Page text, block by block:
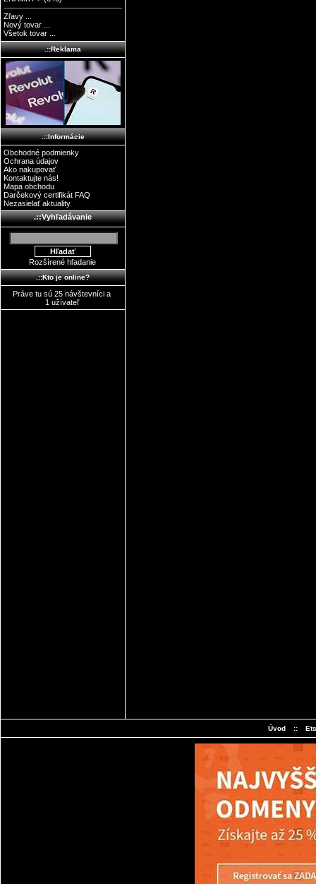
Zľavy ...
Nový tovar ...
Všetok tovar ...
.::Reklama
.::Informácie
Obchodné podmienky
Ochrana údajov
Ako nakupovať
Kontaktujte nás!
Mapa obchodu
Darčekový certifikát FAQ
Nezasielať aktuality
.::Vyhľadávanie
Rozšírené hľadanie
.::Kto je online?
Práve tu sú 25 návštevníci a
1 užívateľ
Úvod ::